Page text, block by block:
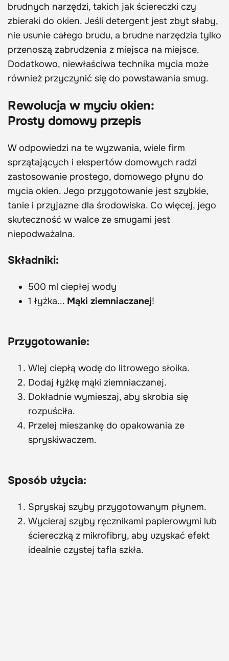
brudnych narzędzi, takich jak ściereczki czy
zbieraki do okien. Jeśli detergent jest zbyt słaby,
nie usunie całego brudu, a brudne narzędzia tylko
przenoszą zabrudzenia z miejsca na miejsce.
Dodatkowo, niewłaściwa technika mycia może
również przyczynić się do powstawania smug.
Rewolucja w myciu okien:
Prosty domowy przepis
W odpowiedzi na te wyzwania, wiele firm
sprzątających i ekspertów domowych radzi
zastosowanie prostego, domowego płynu do
mycia okien. Jego przygotowanie jest szybkie,
tanie i przyjazne dla środowiska. Co więcej, jego
skuteczność w walce ze smugami jest
niepodważalna.
Składniki:
500 ml ciepłej wody
1 łyżka... Mąki ziemniaczanej!
Przygotowanie:
Wlej ciepłą wodę do litrowego słoika.
Dodaj łyżkę mąki ziemniaczanej.
Dokładnie wymieszaj, aby skrobia się
rozpuściła.
Przelej mieszankę do opakowania ze
spryskiwaczem.
Sposób użycia:
Spryskaj szyby przygotowanym płynem.
Wycieraj szyby ręcznikami papierowymi lub
ściereczką z mikrofibry, aby uzyskać efekt
idealnie czystej tafla szkła.